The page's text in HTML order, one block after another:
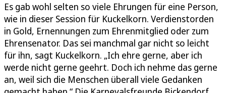
Es gab wohl selten so viele Ehrungen für eine Person,
wie in dieser Session für Kuckelkorn. Verdienstorden
in Gold, Ernennungen zum Ehrenmitglied oder zum
Ehrensenator. Das sei manchmal gar nicht so leicht
für ihn, sagt Kuckelkorn. „Ich ehre gerne, aber ich
werde nicht gerne geehrt. Doch ich nehme das gerne
an, weil sich die Menschen überall viele Gedanken